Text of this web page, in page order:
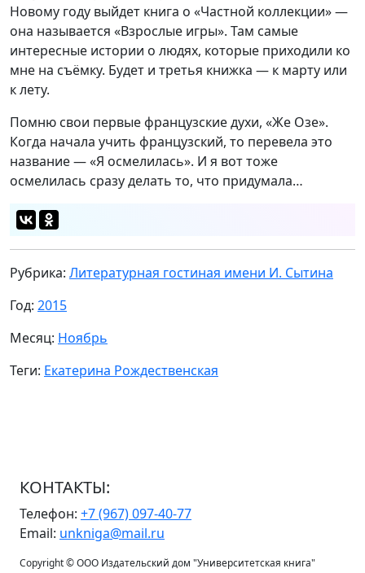
Новому году выйдет книга о «Частной коллекции» —
она называется «Взрослые игры». Там самые
интересные истории о людях, которые приходили ко
мне на съёмку. Будет и третья книжка — к марту или
к лету.
Помню свои первые французские духи, «Же Озе».
Когда начала учить французский, то перевела это
название — «Я осмелилась». И я вот тоже
осмелилась сразу делать то, что придумала…
Рубрика: Литературная гостиная имени И. Сытина
Год: 2015
Месяц: Ноябрь
Теги: Екатерина Рождественская
КОНТАКТЫ:
Телефон: +7 (967) 097-40-77
Email: unkniga@mail.ru
Copyright © ООО Издательский дом "Университетская книга"